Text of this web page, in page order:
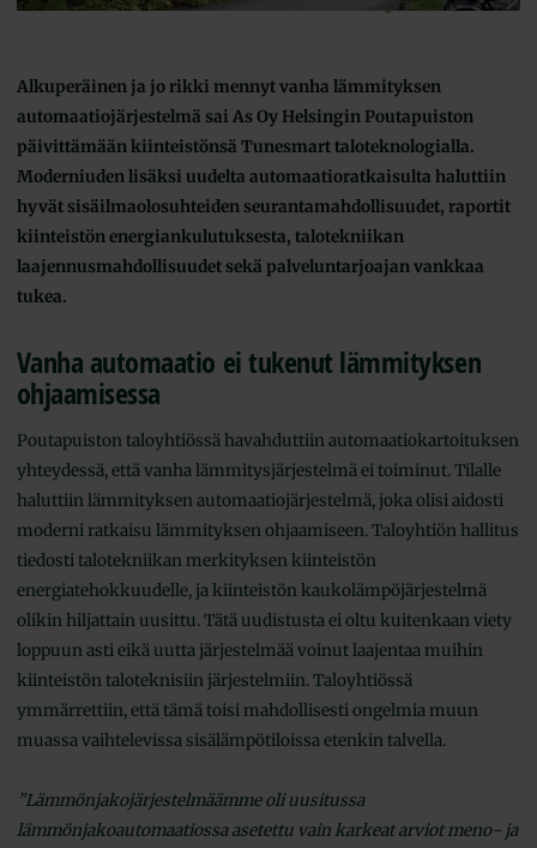
Alkuperäinen ja jo rikki mennyt vanha lämmityksen
automaatiojärjestelmä sai As Oy Helsingin Poutapuiston
päivittämään kiinteistönsä Tunesmart taloteknologialla.
Moderniuden lisäksi uudelta automaatioratkaisulta haluttiin
hyvät sisäilmaolosuhteiden seurantamahdollisuudet, raportit
kiinteistön energiankulutuksesta, talotekniikan
laajennusmahdollisuudet sekä palveluntarjoajan vankkaa
tukea.
Vanha automaatio ei tukenut lämmityksen
ohjaamisessa
Poutapuiston taloyhtiössä havahduttiin automaatiokartoituksen
yhteydessä, että vanha lämmitysjärjestelmä ei toiminut. Tilalle
haluttiin lämmityksen automaatiojärjestelmä, joka olisi aidosti
moderni ratkaisu lämmityksen ohjaamiseen. Taloyhtiön hallitus
tiedosti talotekniikan merkityksen kiinteistön
energiatehokkuudelle, ja kiinteistön kaukolämpöjärjestelmä
olikin hiljattain uusittu. Tätä uudistusta ei oltu kuitenkaan viety
loppuun asti eikä uutta järjestelmää voinut laajentaa muihin
kiinteistön taloteknisiin järjestelmiin. Taloyhtiössä
ymmärrettiin, että tämä toisi mahdollisesti ongelmia muun
muassa vaihtelevissa sisälämpötiloissa etenkin talvella.
”Lämmönjakojärjestelmäämme oli uusitussa
lämmönjakoautomaatiossa asetettu vain karkeat arviot meno- ja